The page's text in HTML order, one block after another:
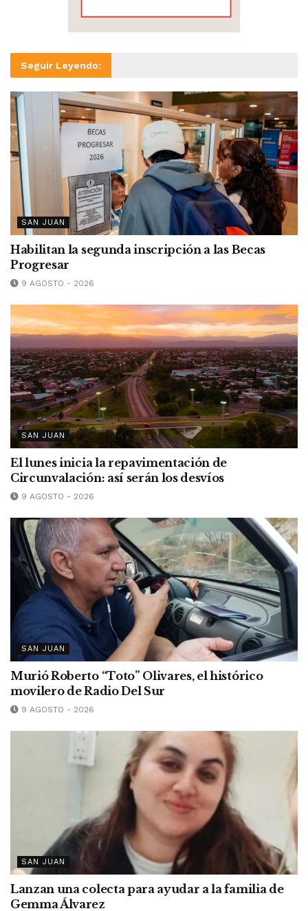
Seguir Leyendo:
SAN JUAN
Habilitan la segunda inscripción a las Becas
Progresar
9 AGOSTO - 2026
SAN JUAN
El lunes inicia la repavimentación de
Circunvalación: así serán los desvíos
9 AGOSTO - 2026
SAN JUAN
Murió Roberto “Toto” Olivares, el histórico
movilero de Radio Del Sur
9 AGOSTO - 2026
SAN JUAN
Lanzan una colecta para ayudar a la familia de
Gemma Álvarez